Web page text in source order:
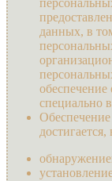
данных, в
специально
достигается,